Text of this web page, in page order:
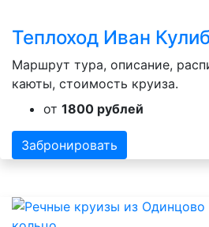
Теплоход Иван
Маршрут тура, описание,
каюты, стоимость круиза.
от 1800 рублей
Забронировать